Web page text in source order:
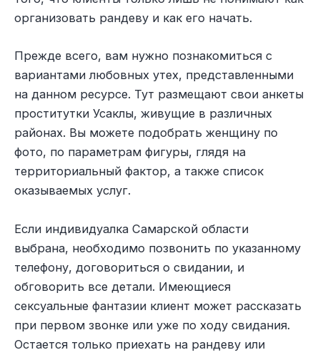
организовать рандеву и как его начать.
Прежде всего, вам нужно познакомиться с
вариантами любовных утех, представленными
на данном ресурсе. Тут размещают свои анкеты
проститутки Усаклы, живущие в различных
районах. Вы можете подобрать женщину по
фото, по параметрам фигуры, глядя на
территориальный фактор, а также список
оказываемых услуг.
Если индивидуалка Самарской области
выбрана, необходимо позвонить по указанному
телефону, договориться о свидании, и
обговорить все детали. Имеющиеся
сексуальные фантазии клиент может рассказать
при первом звонке или уже по ходу свидания.
Остается только приехать на рандеву или